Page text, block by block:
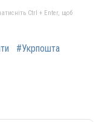
Ctrl + Enter, щоб
#Укрпошта